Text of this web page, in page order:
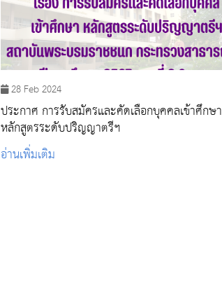
28 Feb 2024
ประกาศ การรับสมัครและคัดเลือกบุคคลเข้าศึกษา
หลักสูตรระดับปริญญาตรีฯ
อ่านเพิ่มเติม